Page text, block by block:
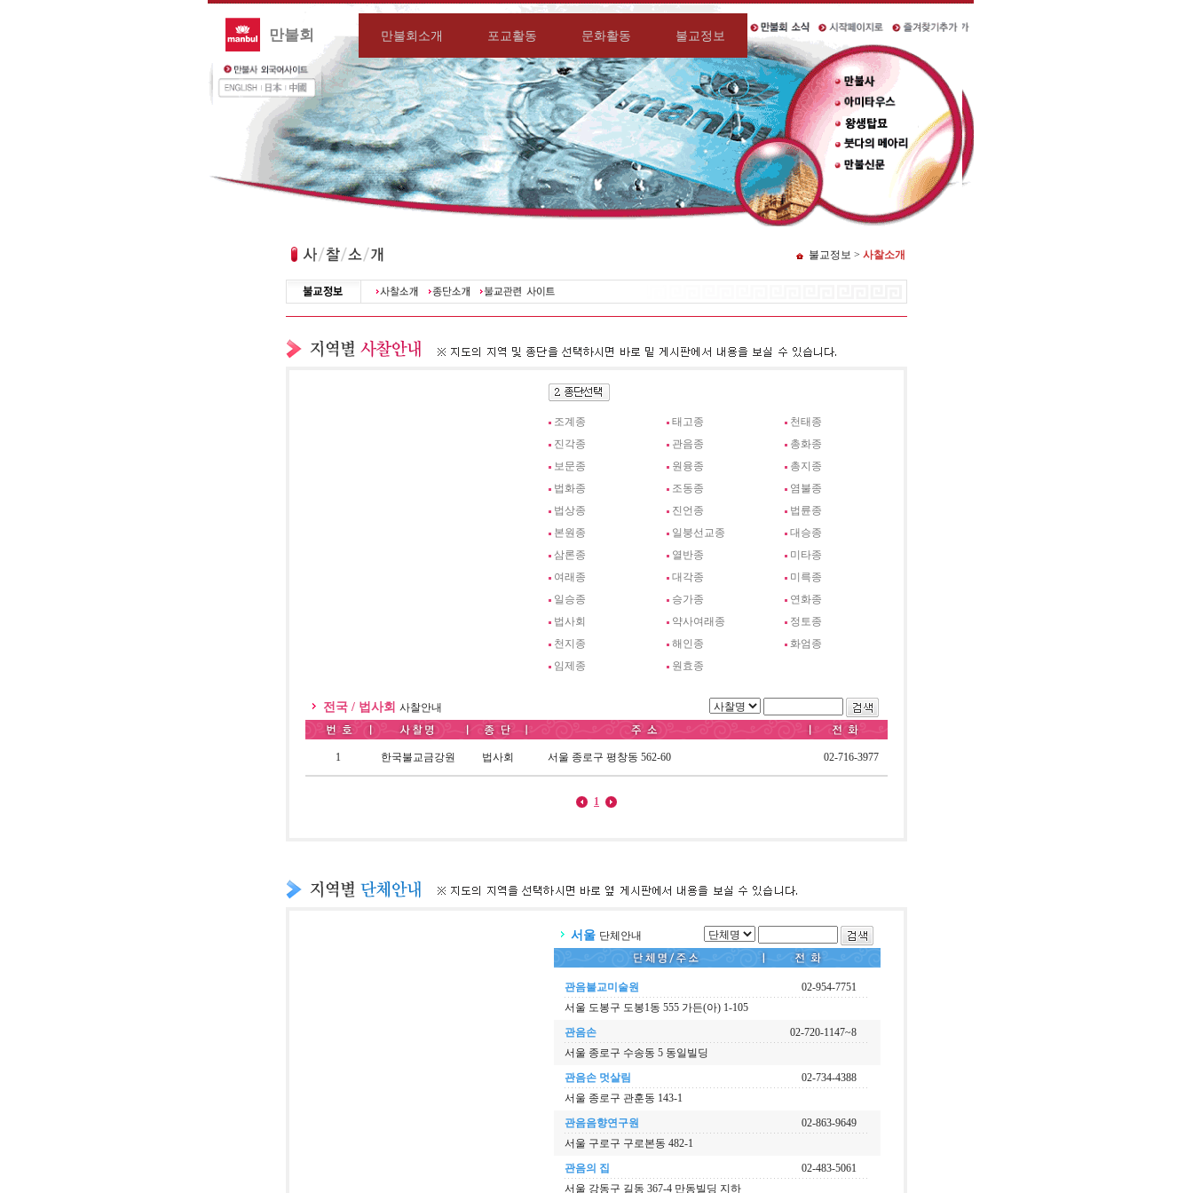
만불회 만불회소개 포교활동 문화활동 불교정보
불교정보 > 사찰소개
조계종 태고종
천태종
진각종
관음종
총화종
보문종
원융종
총지종
법화종
조동종
염불종
법상종
진언종
법륜종
본원종
일붕선교종
대승종
삼론종
열반종
미타종
여래종
대각종
미륵종
일승종
승가종
연화종
법사회
약사여래종
정토종
천지종
해인종
화엄종
임제종
원효종
전국 / 법사회 사찰안내
1 한국불교금강원 법사회 서울 종로구 평창동 562-60 02-716-3977
1
서울 단체안내
관음불교미술원
02-954-7751
서울 도봉구 도봉1동 555 가든(아) 1-105
관음손
02-720-1147~8
서울 종로구 수송동 5 동일빌딩
관음손 멋살림
02-734-4388
서울 종로구 관훈동 143-1
관음음향연구원
02-863-9649
서울 구로구 구로본동 482-1
관음의 집
02-483-5061
서울 강동구 길동 367-4 만동빌딩 지하